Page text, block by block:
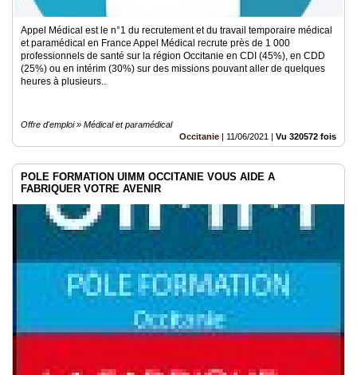
Appel Médical est le n°1 du recrutement et du travail temporaire médical
et paramédical en France Appel Médical recrute près de 1 000
professionnels de santé sur la région Occitanie en CDI (45%), en CDD
(25%) ou en intérim (30%) sur des missions pouvant aller de quelques
heures à plusieurs..
Offre d'emploi » Médical et paramédical
Occitanie | 11/06/2021 | Vu 320572 fois
POLE FORMATION UIMM OCCITANIE VOUS AIDE A
FABRIQUER VOTRE AVENIR